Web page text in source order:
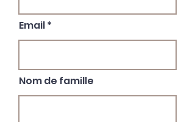
Email
Nom de famille